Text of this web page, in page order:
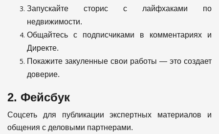
Запускайте сторис с лайфхаками по
недвижимости.
Общайтесь с подписчиками в комментариях и
Директе.
Покажите закуленные свои работы — это создает
доверие.
2. Фейсбук
Соцсеть для публикации экспертных материалов и
общения с деловыми партнерами.